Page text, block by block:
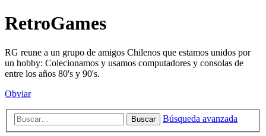
RetroGames
RG reune a un grupo de amigos Chilenos que estamos unidos por
un hobby: Colecionamos y usamos computadores y consolas de
entre los años 80's y 90's.
Obviar
Buscar Búsqueda avanzada